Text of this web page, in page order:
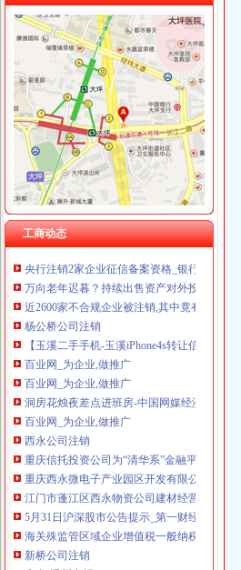
工商动态
曾家
曾家老大VS曾老大,是不是同一个-家在深圳
曾家腊味品牌拍摄|摄影|产品|森焱摄影-原创
武夷山曾家客栈_地址：武夷山市兴田镇南源岭
【武汉曾家社区】-乐居武汉二手房
曾家傻妞游三亚_鱼游天下_厦门小鱼社区_厦
曾家公司注销
淮南公司注销：转让或合作教学淮南第一家
互联网房产中介盛况不再爱屋吉屋注销超15
万向老年迟暮？持续出售资产对外投资6家
近2600家不合规企业被注销,其中竟有格力
杨公桥公司注销
【玉溪二手手机-玉溪iPhone4s转让信息】-玉
百业网_为企业,做推广
百业网_为企业,做推广
洞房花烛夜差点进班房-中国网媒经济
百业网_为企业,做推广
西永公司注销
重庆信托投资公司为“清华系”金融平台！_华
重庆西永微电子产业园区开发有限公司2013
江门市蓬江区西永物资公司建材经营部_【
5月31日沪深股市公告提示_第一财经
海关殊监管区域企业增值税一般纳税人资格
新桥公司注销
启事·温州商报